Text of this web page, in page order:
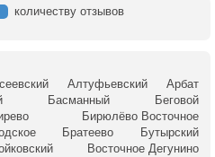
количеству отзывов
Алтуфьевский
Арбат
Басманный
Беговой
Бирюлёво Восточное
Братеево
Бутырский
Восточное Дегунино